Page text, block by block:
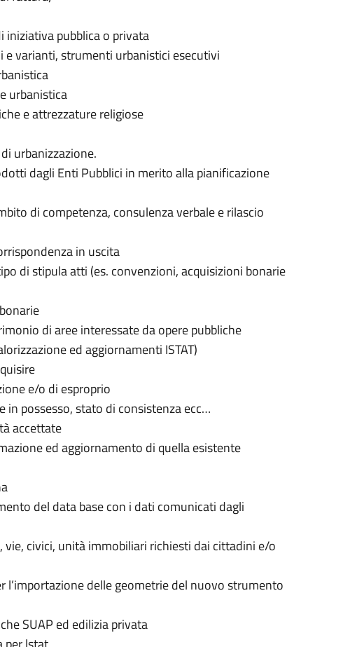
pubblica o privata
varianti, strumenti urbanistici esecutivi
urbanistica
e attrezzature religiose
urbanizzazione.
dagli Enti Pubblici in merito alla pianificazione
di competenza, consulenza verbale e rilascio
in uscita
di stipula atti (es. convenzioni, acquisizioni bonarie
di aree interessate da opere pubbliche
ed aggiornamenti ISTAT)
e/o di esproprio
in possesso, stato di consistenza ecc…
accettate
ed aggiornamento di quella esistente
del data base con i dati comunicati dagli
civici, unità immobiliari richiesti dai cittadini e/o
l’importazione delle geometrie del nuovo strumento
SUAP ed edilizia privata